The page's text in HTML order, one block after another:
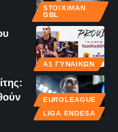
STOIXIMAN
GBL
Α1 ΓΥΝΑΙΚΏΝ
EUROLEAGUE
LIGA ENDESA